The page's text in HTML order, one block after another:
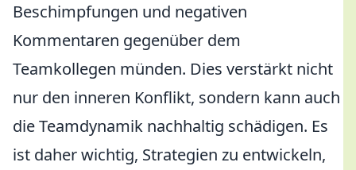
Beschimpfungen und negativen
Kommentaren gegenüber dem
Teamkollegen münden. Dies verstärkt nicht
nur den inneren Konflikt, sondern kann auch
die Teamdynamik nachhaltig schädigen. Es
ist daher wichtig, Strategien zu entwickeln,